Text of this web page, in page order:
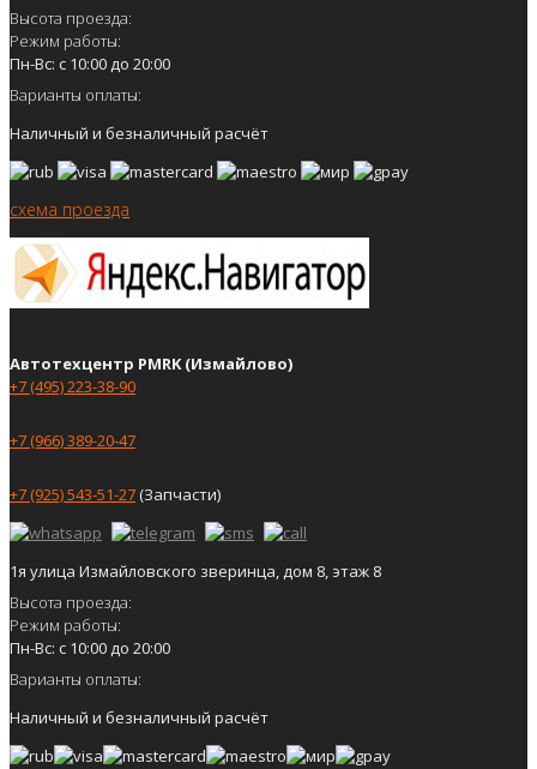
Высота проезда:
Режим работы:
Пн-Вс: с 10:00 до 20:00
Варианты оплаты:
Наличный и безналичный расчёт
схема проезда
Автотехцентр PMRK (Измайлово)
+7 (495) 223-38-90
+7 (966) 389-20-47
+7 (925) 543-51-27(Запчасти)
1я улица Измайловского зверинца, дом 8, этаж 8
Высота проезда:
Режим работы:
Пн-Вс: с 10:00 до 20:00
Варианты оплаты:
Наличный и безналичный расчёт